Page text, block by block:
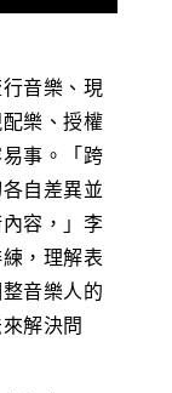
音樂、現
樂、授權
事。「跨
自差異並
容，」李
，理解表
音樂人的
解決問